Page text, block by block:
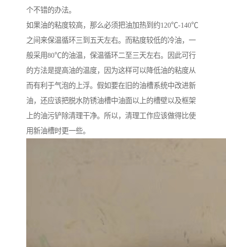
个不错的办法。
如果油的粘度较高，那么必须把油加热到约120℃-140℃
之间来保温循环三到五天左右。而粘度较低的冷油，一
般采用80℃的油温，保温循环二至三天左右。因此可行
的方法是提高油的温度，因为这样可以降低油的粘度从
而有利于气泡的上浮。假如要在旧的油槽系统中改进新
油，还应该把脱水防锈油槽中油面以上的槽壁以及框架
上的油污铲除清理干净。所以，清理工作应该做得比使
用新油槽时更一些。